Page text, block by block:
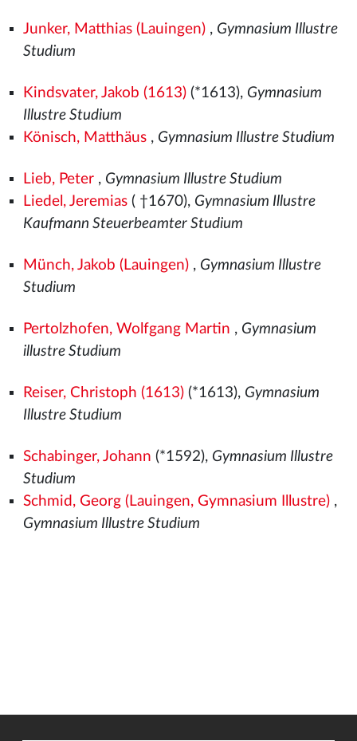
Junker, Matthias (Lauingen), Gymnasium Illustre
Studium
Kindsvater, Jakob (1613)(*1613), Gymnasium
Illustre Studium
Könisch, Matthäus, Gymnasium Illustre Studium
Lieb, Peter, Gymnasium Illustre Studium
Liedel, Jeremias( †1670), Gymnasium Illustre
Kaufmann Steuerbeamter Studium
Münch, Jakob (Lauingen), Gymnasium Illustre
Studium
Pertolzhofen, Wolfgang Martin , Gymnasium
illustre Studium
Reiser, Christoph (1613)(*1613), Gymnasium
Illustre Studium
Schabinger, Johann (*1592), Gymnasium Illustre
Studium
Schmid, Georg (Lauingen, Gymnasium Illustre),
Gymnasium Illustre Studium